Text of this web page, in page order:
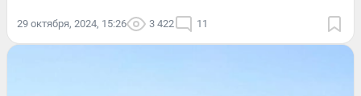
29 октября, 2024, 15:26 3 422 11